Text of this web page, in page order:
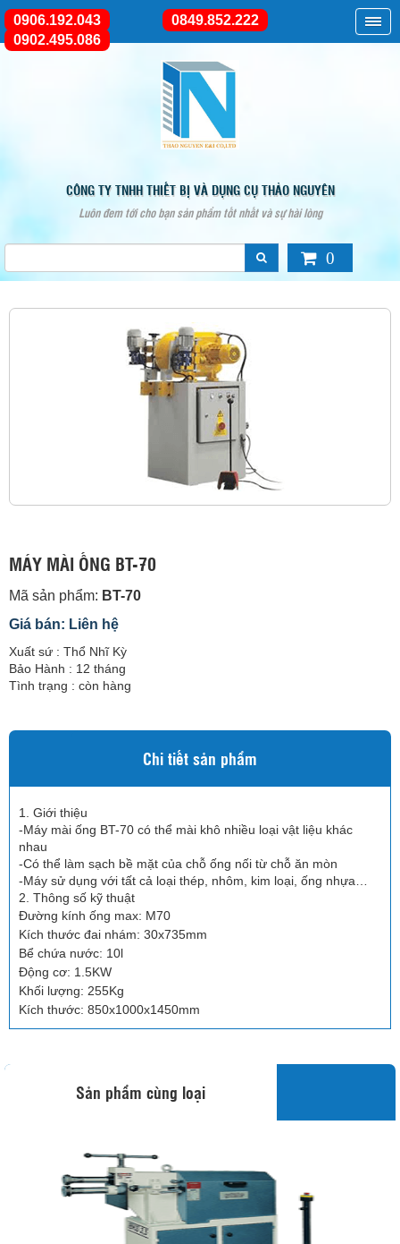
CÔNG TY TNHH THIẾT BỊ VÀ DỤNG CỤ THẢO NGUYÊN
Luôn đem tới cho bạn sản phẩm tốt nhất và sự hài lòng
0906.192.043
0849.852.222
0902.495.086
0
MÁY MÀI ỐNG BT-70
Mã sản phẩm: BT-70
Giá bán: Liên hệ
Xuất sứ : Thổ Nhĩ Kỳ
Bảo Hành : 12 tháng
Tình trạng : còn hàng
Chi tiết sản phẩm
1. Giới thiệu
-Máy mài ống BT-70 có thể mài khô nhiều loại vật liệu khác
nhau
-Có thể làm sạch bề mặt của chỗ ống nối từ chỗ ăn mòn
-Máy sử dụng với tất cả loại thép, nhôm, kim loại, ống nhựa…
2. Thông số kỹ thuật
Đường kính ống max: M70
Kích thước đai nhám: 30x735mm
Bể chứa nước: 10l
Động cơ: 1.5KW
Khối lượng: 255Kg
Kích thước: 850x1000x1450mm
Sản phẩm cùng loại